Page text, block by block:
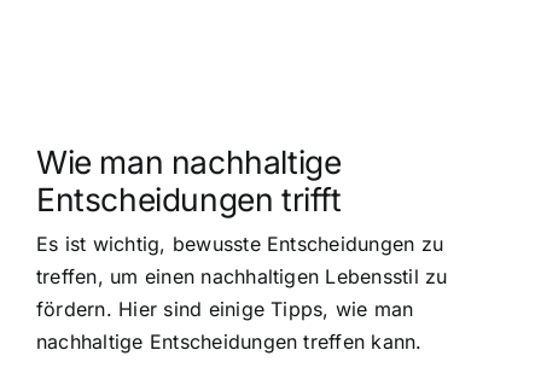
Wie man nachhaltige
Entscheidungen trifft
Es ist wichtig, bewusste Entscheidungen zu
treffen, um einen nachhaltigen Lebensstil zu
fördern. Hier sind einige Tipps, wie man
nachhaltige Entscheidungen treffen kann.